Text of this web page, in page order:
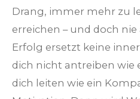
Drang, immer mehr zu
erreichen – und doch
Erfolg ersetzt keine
dich nicht antreiben wie
dich leiten wie ein